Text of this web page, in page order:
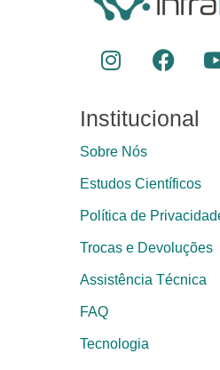
Institucional
Sobre Nós
Estudos Científicos
Política de
Trocas e Devoluções
Assistência Técnica
FAQ
Tecnologia